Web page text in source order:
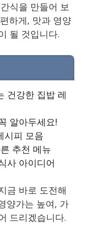
식을 만들어 보
하게, 맛과 영양
될 것입니다.
건강한 집밥 레
알아두세요!
시피 모음
추천 메뉴
사 아이디어
금 바로 도전해
양가는 높여, 가
드리겠습니다.